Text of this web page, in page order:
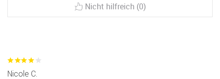
Nicht hilfreich (0)
Nicole C.